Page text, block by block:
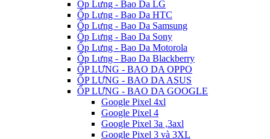
Ốp Lưng - Bao Da LG
Ốp Lưng - Bao Da HTC
Ốp Lưng - Bao Da Samsung
Ốp Lưng - Bao Da Sony
Ốp Lưng - Bao Da Motorola
Ốp Lưng - Bao Da Blackberry
ỐP LƯNG - BAO DA OPPO
ỐP LƯNG - BAO DA ASUS
ỐP LƯNG - BAO DA GOOGLE
Google Pixel 4xl
Google Pixel 4
Google Pixel 3a ,3axl
Google Pixel 3 và 3XL